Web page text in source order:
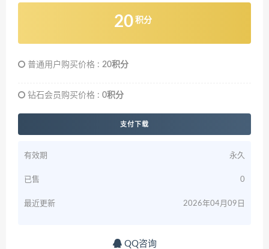
20 积分
普通用户购买价格 : 20积分
钻石会员购买价格 : 0积分
支付下载
有效期 永久
已售 0
最近更新 2026年04月09日
QQ咨询